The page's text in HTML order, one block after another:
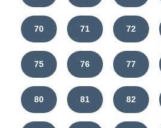
70 71 72
75 76 77
80 81 82